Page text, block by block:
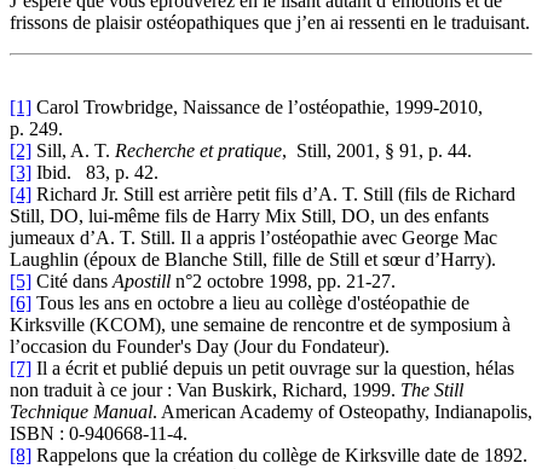
frissons de plaisir ostéopathiques que j’en ai ressenti en le traduisant.
[1] Carol Trowbridge, Naissance de l’ostéopathie, 1999-2010,
p. 249.
[2] Sill, A. T. Recherche et pratique, Still, 2001, § 91, p. 44.
[3] Ibid. 83, p. 42.
[4] Richard Jr. Still est arrière petit fils d’A. T. Still (fils de Richard
Still, DO, lui-même fils de Harry Mix Still, DO, un des enfants
jumeaux d’A. T. Still. Il a appris l’ostéopathie avec George Mac
Laughlin (époux de Blanche Still, fille de Still et sœur d’Harry).
[5] Cité dans Apostill n°2 octobre 1998, pp. 21-27.
[6] Tous les ans en octobre a lieu au collège d'ostéopathie de
Kirksville (KCOM), une semaine de rencontre et de symposium à
l’occasion du Founder's Day (Jour du Fondateur).
[7] Il a écrit et publié depuis un petit ouvrage sur la question, hélas
non traduit à ce jour : Van Buskirk, Richard, 1999. The Still
Technique Manual. American Academy of Osteopathy, Indianapolis,
ISBN : 0-940668-11-4.
[8] Rappelons que la création du collège de Kirksville date de 1892.